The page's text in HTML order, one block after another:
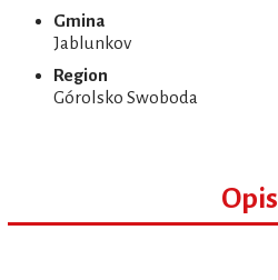
Gmina
Jablunkov
Region
Górolsko Swoboda
Opis